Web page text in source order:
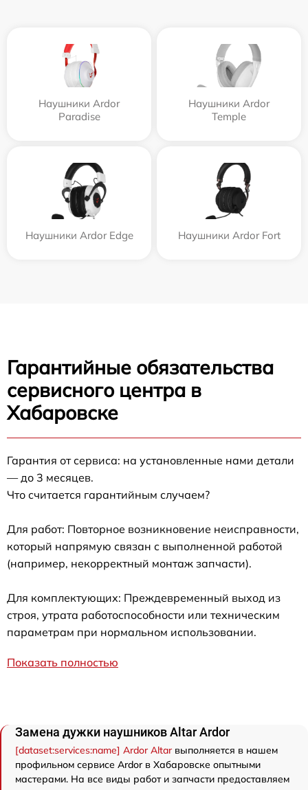
Наушники Ardor
Paradise
Наушники Ardor
Temple
Наушники Ardor Edge Наушники Ardor Fort
Гарантийные обязательства
сервисного центра в
Хабаровске
Гарантия от сервиса: на установленные нами детали
— до 3 месяцев.
Что считается гарантийным случаем?
Для работ: Повторное возникновение неисправности,
который напрямую связан с выполненной работой
(например, некорректный монтаж запчасти).
Для комплектующих: Преждевременный выход из
строя, утрата работоспособности или техническим
параметрам при нормальном использовании.
Показать полностью
Замена дужки наушников Аltar Ardor
[dataset:services:name] Ardor Аltarвыполняется в нашем
профильном сервисе Ardor в Хабаровске опытными
мастерами. На все виды работ и запчасти предоставляем